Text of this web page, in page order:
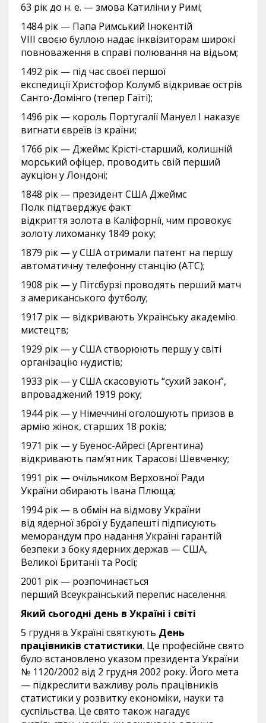
63 рік до н. е. — змова Катиліни у Римі;
1484 рік — Папа Римський Інокентій
VIII своєю буллою надає інквізиторам широкі
повноваження в справі полювання на відьом;
1492 рік — під час своєї першої
експедиції Христофор Колумб відкриває острів
Санто-Домінго (тепер Гаїті);
1496 рік — король Португалії Мануел I наказує
вигнати євреїв із країни;
1766 рік — Джеймс Крісті-старший, колишній
морський офіцер, проводить свій перший
аукціон у Лондоні;
1848 рік — президент США Джеймс
Полк підтверджує факт
відкриття золота в Каліфорнії, чим провокує
золоту лихоманку 1849 року;
1879 рік — у США отримали патент на першу
автоматичну телефонну станцію (АТС);
1908 рік — у Пітсбурзі проводять перший матч
з американського футболу;
1917 рік — відкривають Українську академію
мистецтв;
1929 рік — у США створюють першу у світі
організацію нудистів;
1933 рік — у США скасовують “сухий закон”,
впроваджений 1919 року;
1944 рік — у Німеччині оголошують призов в
армію жінок, старших 18 років;
1971 рік — у Буенос-Айресі (Аргентина)
відкривають пам’ятник Тарасові Шевченку;
1991 рік — очільником Верховної Ради
України обирають Івана Плюща;
1994 рік — в обмін на відмову України
від ядерної зброї у Будапешті підписують
меморандум про надання Україні гарантій
безпеки з боку ядерних держав — США,
Великої Британії та Росії;
2001 рік — розпочинається
перший Всеукраїнський перепис населення.
Який сьогодні день в Україні і світі
5 грудня в Україні святкують День
працівників статистики. Це професійне свято
було встановлено указом президента України
№ 1120/2002 від 2 грудня 2002 року. Його мета
— підкреслити важливу роль працівників
статистики у розвитку економіки, науки та
суспільства. Це свято також нагадує